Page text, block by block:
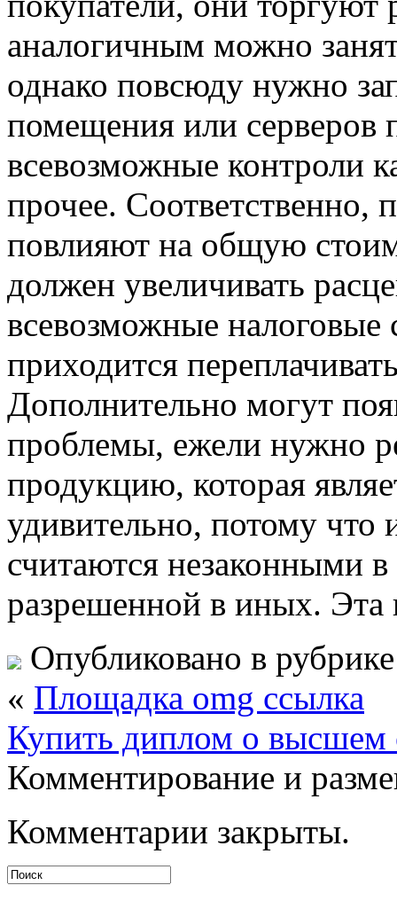
аналогичным можно
однако повсюду нужно
помещения или серверов
всевозможные контроли
прочее. Соответственно,
повлияют на общую
должен увеличивать
всевозможные
приходится
Дополнительно могут
проблемы, ежели нужно
продукцию, которая
удивительно, потому
считаются незаконными
разрешенной в иных. Эта
Опубликовано в
« Площадка omg ссылка
Купить диплом о высшем
Комментирование и
Комментарии закрыты.